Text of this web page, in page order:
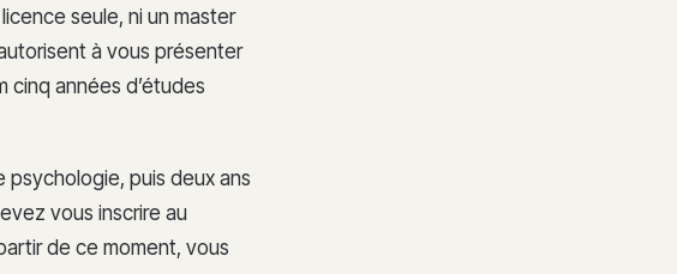
seule, ni un master
à vous présenter
cinq années d’études
puis deux ans
vous inscrire au
de ce moment, vous